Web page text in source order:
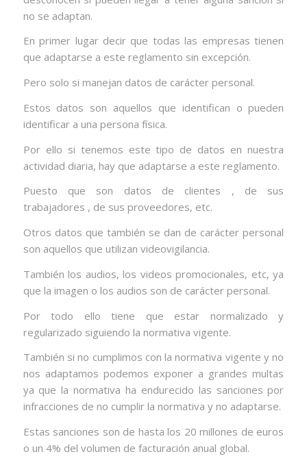
no se adaptan.
En primer lugar decir que todas las empresas tienen
que adaptarse a este reglamento sin excepción.
Pero solo si manejan datos de carácter personal.
Estos datos son aquellos que identifican o pueden
identificar a una persona física.
Por ello si tenemos este tipo de datos en nuestra
actividad diaria, hay que adaptarse a este reglamento.
Puesto que son datos de clientes , de sus
trabajadores , de sus proveedores, etc.
Otros datos que también se dan de carácter personal
son aquellos que utilizan videovigilancia.
También los audios, los videos promocionales, etc, ya
que la imagen o los audios son de carácter personal.
Por todo ello tiene que estar normalizado y
regularizado siguiendo la normativa vigente.
También si no cumplimos con la normativa vigente y no
nos adaptamos podemos exponer a grandes multas
ya que la normativa ha endurecido las sanciones por
infracciones de no cumplir la normativa y no adaptarse.
Estas sanciones son de hasta los 20 millones de euros
o un 4% del volumen de facturación anual global.